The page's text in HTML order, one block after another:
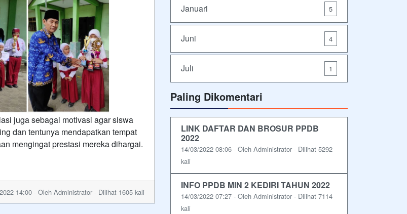
juga sebagai motivasi agar siswa
dan tentunya mendapatkan tempat
mengingat prestasi mereka dihargai.
14:00 - Oleh Administrator - Dilihat 1605 kali
Januari 5
Juni 4
Juli 1
Paling Dikomentari
LINK DAFTAR DAN BROSUR PPDB
2022
14/03/2022 08:06 - Oleh Administrator - Dilihat 5292
kali
INFO PPDB MIN 2 KEDIRI TAHUN 2022
14/03/2022 07:27 - Oleh Administrator - Dilihat 7114
kali